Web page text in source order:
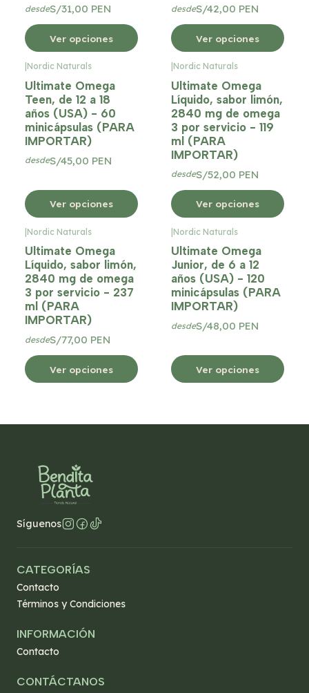
desdeS/31,00 PEN
Ver opciones
desdeS/42,00 PEN
Ver opciones
Nordic Naturals
Ultimate Omega
Teen, de 12 a 18
años (USA) - 60
minicápsulas (PARA
IMPORTAR)
desdeS/45,00 PEN
Ver opciones
Nordic Naturals
Ultimate Omega
Líquido, sabor limón,
2840 mg de omega
3 por servicio - 119
ml (PARA
IMPORTAR)
desdeS/52,00 PEN
Ver opciones
|Nordic Naturals
Ultimate Omega
Líquido, sabor limón,
2840 mg de omega
3 por servicio - 237
ml (PARA
IMPORTAR)
desdeS/77,00 PEN
Ver opciones
|Nordic Naturals
Ultimate Omega
Junior, de 6 a 12
años (USA) - 120
minicápsulas (PARA
IMPORTAR)
desdeS/48,00 PEN
Ver opciones
Síguenos
CATEGORÍAS
Contacto
Términos y Condiciones
INFORMACIÓN
Contacto
CONTÁCTANOS